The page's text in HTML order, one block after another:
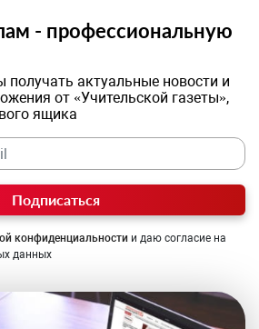
- профессиональную
получать актуальные новости и
от «Учительской газеты»,
ящика
Подписаться
конфиденциальности и даю согласие на
данных